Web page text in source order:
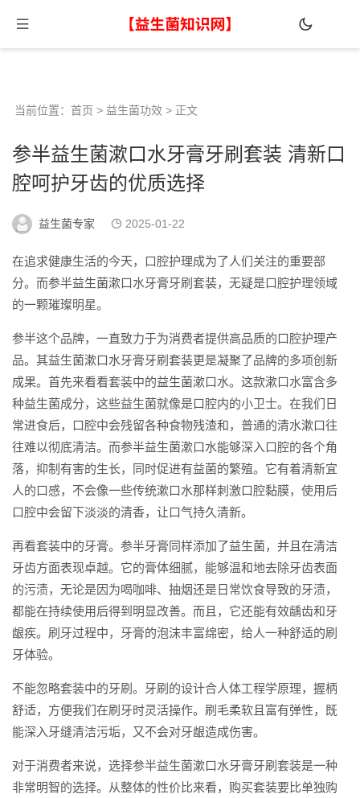
当前位置： 首页 > 益生菌功效 > 正文
参半益生菌漱口水牙膏牙刷套装 清新口
腔呵护牙齿的优质选择
益生菌专家 2025-01-22
在追求健康生活的今天，口腔护理成为了人们关注的重要部
分。而参半益生菌漱口水牙膏牙刷套装，无疑是口腔护理领域
的一颗璀璨明星。
参半这个品牌，一直致力于为消费者提供高品质的口腔护理产
品。其益生菌漱口水牙膏牙刷套装更是凝聚了品牌的多项创新
成果。首先来看看套装中的益生菌漱口水。这款漱口水富含多
种益生菌成分，这些益生菌就像是口腔内的小卫士。在我们日
常进食后，口腔中会残留各种食物残渣和，普通的清水漱口往
往难以彻底清洁。而参半益生菌漱口水能够深入口腔的各个角
落，抑制有害的生长，同时促进有益菌的繁殖。它有着清新宜
人的口感，不会像一些传统漱口水那样刺激口腔黏膜，使用后
口腔中会留下淡淡的清香，让口气持久清新。
再看套装中的牙膏。参半牙膏同样添加了益生菌，并且在清洁
牙齿方面表现卓越。它的膏体细腻，能够温和地去除牙齿表面
的污渍，无论是因为喝咖啡、抽烟还是日常饮食导致的牙渍，
都能在持续使用后得到明显改善。而且，它还能有效龋齿和牙
龈疾。刷牙过程中，牙膏的泡沫丰富绵密，给人一种舒适的刷
牙体验。
不能忽略套装中的牙刷。牙刷的设计合人体工程学原理，握柄
舒适，方便我们在刷牙时灵活操作。刷毛柔软且富有弹性，既
能深入牙缝清洁污垢，又不会对牙龈造成伤害。
对于消费者来说，选择参半益生菌漱口水牙膏牙刷套装是一种
非常明智的选择。从整体的性价比来看，购买套装要比单独购